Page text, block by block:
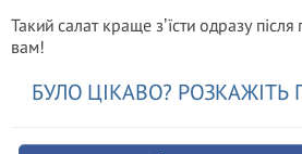
Такий салат краще зʼїсти одразу
вам!
БУЛО ЦІКАВО?